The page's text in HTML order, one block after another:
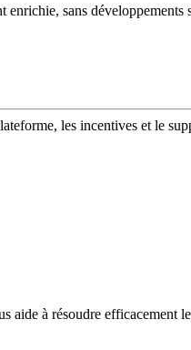
sans développements
les incentives et le
aide à résoudre